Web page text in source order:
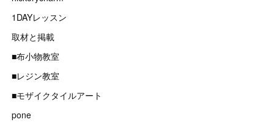
1DAYレッスン
取材と掲載
■布小物教室
■レジン教室
■モザイクタイルアート
pone